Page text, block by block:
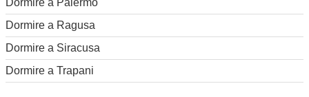
Dormire a Palermo
Dormire a Ragusa
Dormire a Siracusa
Dormire a Trapani